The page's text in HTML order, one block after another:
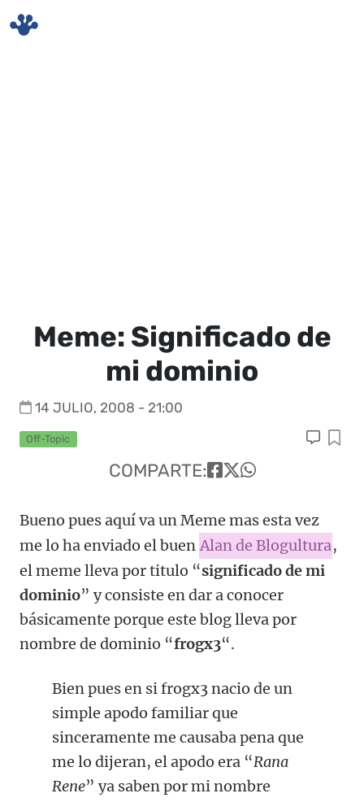
Meme: Significado de
mi dominio
14 JULIO, 2008 - 21:00
Off-Topic
COMPARTE:
Bueno pues aquí va un Meme mas esta vez
me lo ha enviado el buen Alan de Blogultura,
el meme lleva por titulo “significado de mi
dominio” y consiste en dar a conocer
básicamente porque este blog lleva por
nombre de dominio “frogx3“.
Bien pues en si frogx3 nacio de un
simple apodo familiar que
sinceramente me causaba pena que
me lo dijeran, el apodo era “Rana
Rene” ya saben por mi nombre